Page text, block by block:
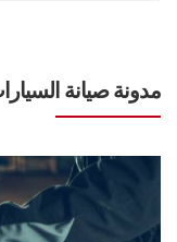
مدونة صيانة السيارات